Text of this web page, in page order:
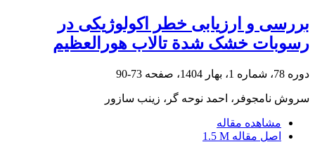
بررسی و ارزیابی خطر اکولوژیکی در
رسوبات خشک شدة تالاب هورالعظیم
دوره 78، شماره 1، بهار 1404، صفحه 73-90
سروش نامجوفر، احمد نوحه گر، زینب سازور
مشاهده مقاله
اصل مقاله 1.5 M